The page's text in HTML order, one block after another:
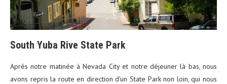
South Yuba Rive State Park
Après notre matinée à Nevada City et notre déjeuner là bas, nous
avons repris la route en direction d’un State Park non loin, qui nous